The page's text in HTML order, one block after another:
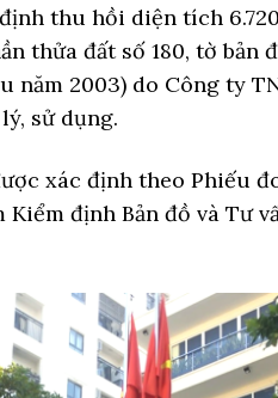
thu hồi diện tích
thửa đất số 180, tờ bản
năm 2003) do Công ty
sử dụng.
xác định theo Phiếu
định Bản đồ và Tư